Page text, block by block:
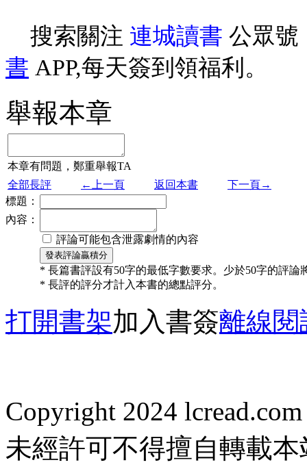
搜索關注 連城讀書 公眾號
書 APP,每天簽到領福利。
舉報本章
本章有問題，鄭重舉報TA
全部長評
←上一頁 返回本書
下一頁→
標題：
內容：
評論可能包含泄露劇情的內容
* 長篇書評設有50字的最低字數要求。少於50字的評論
* 長評的評分才計入本書的總點評分。
打開書架加入書簽離線閱
Copyright 2024
未經許可不得擅自轉載